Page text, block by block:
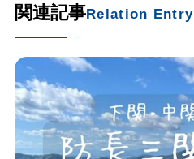
関連記事Relation Entry